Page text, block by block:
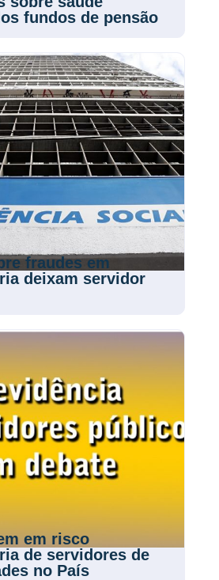
fundos de pensão
fraudes em
deixam servidor
em risco
de servidores de
no País